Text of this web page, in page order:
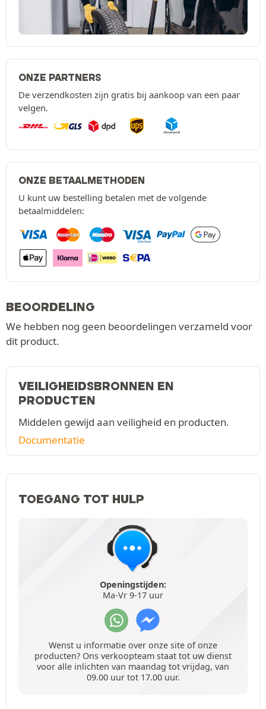
ONZE PARTNERS
De verzendkosten zijn gratis bij aankoop van een paar
velgen.
ONZE BETAALMETHODEN
U kunt uw bestelling betalen met de volgende
betaalmiddelen:
BEOORDELING
We hebben nog geen beoordelingen verzameld voor
dit product.
VEILIGHEIDSBRONNEN EN
PRODUCTEN
Middelen gewijd aan veiligheid en producten.
Documentatie
TOEGANG TOT HULP
Openingstijden:
Ma-Vr 9-17 uur
Wenst u informatie over onze site of onze
producten? Ons verkoopteam staat tot uw dienst
voor alle inlichten van maandag tot vrijdag, van
09.00 uur tot 17.00 uur.